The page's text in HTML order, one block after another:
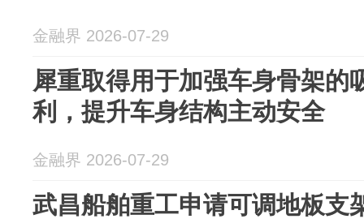
金融界 2026-07-29
犀重取得用于加强车身骨架的
利，提升车身结构主动安全
金融界 2026-07-29
武昌船舶重工申请可调地板支